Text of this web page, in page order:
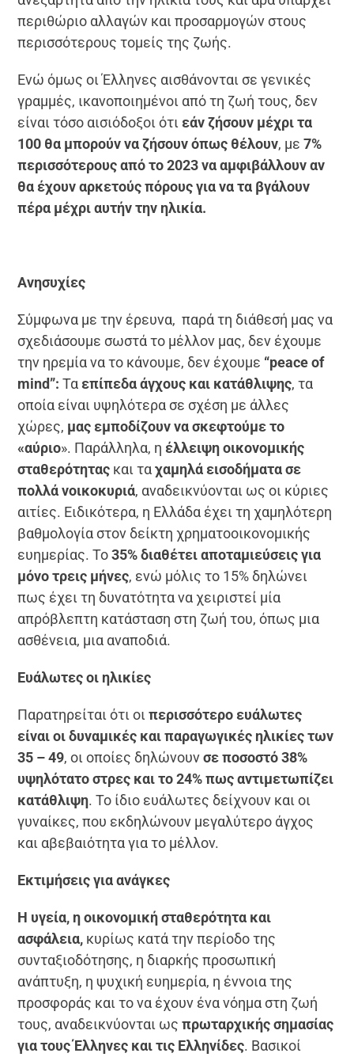
περιθώριο αλλαγών και προσαρμογών στους
περισσότερους τομείς της ζωής.
Ενώ όμως οι Έλληνες αισθάνονται σε γενικές
γραμμές, ικανοποιημένοι από τη ζωή τους, δεν
είναι τόσο αισιόδοξοι ότι εάν ζήσουν μέχρι τα
100 θα μπορούν να ζήσουν όπως θέλουν, με7%
περισσότερους από το 2023 να αμφιβάλλoυν αν
θα έχουν αρκετούς πόρους για να τα βγάλουν
πέρα μέχρι αυτήν την ηλικία.
Ανησυχίες
Σύμφωνα με την έρευνα, παρά τη διάθεσή μας να
σχεδιάσουμε σωστά το μέλλον μας, δεν έχουμε
την ηρεμία να το κάνουμε, δεν έχουμε “peaceof
mind”:Τα επίπεδα άγχους και κατάθλιψης, τα
οποία είναι υψηλότερα σε σχέση με άλλες
χώρες, μας εμποδίζουν να σκεφτούμε το
«αύριο». Παράλληλα, η έλλειψη οικονομικής
σταθερότητας και ταχαμηλά εισοδήματα σε
πολλά νοικοκυριά, αναδεικνύονται ως οι κύριες
αιτίες. Ειδικότερα, η Ελλάδα έχει τη χαμηλότερη
βαθμολογία στον δείκτη χρηματοοικονομικής
ευημερίας. Το35% διαθέτει αποταμιεύσεις για
μόνο τρεις μήνες, ενώ μόλις το 15% δηλώνει
πως έχει τη δυνατότητα να χειριστεί μία
απρόβλεπτη κατάσταση στη ζωή του, όπως μια
ασθένεια, μια αναποδιά.
Ευάλωτες οι ηλικίες
Παρατηρείται ότι οιπερισσότερο ευάλωτες
είναι οι δυναμικές και παραγωγικές ηλικίες των
35 – 49, οι οποίες δηλώνουνσε ποσοστό 38%
υψηλότατο στρες και το 24% πως αντιμετωπίζει
κατάθλιψη. Το ίδιο ευάλωτες δείχνουν και οι
γυναίκες, που εκδηλώνουν μεγαλύτερο άγχος
και αβεβαιότητα για το μέλλον.
Εκτιμήσεις για ανάγκες
Η υγεία, η οικονομική σταθερότητα και
ασφάλεια, κυρίως κατά την περίοδο της
συνταξιοδότησης, η διαρκής προσωπική
ανάπτυξη, η ψυχική ευημερία, η έννοια της
προσφοράς και το να έχουν ένα νόημα στη ζωή
τους, αναδεικνύονται ωςπρωταρχικής σημασίας
για τους Έλληνες και τις Ελληνίδες. Βασικοί